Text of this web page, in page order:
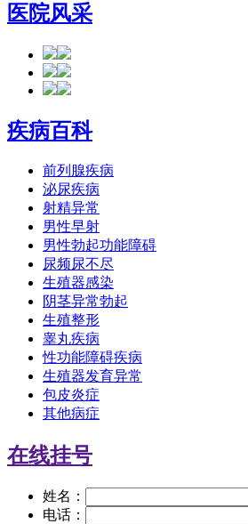
医院风采
疾病百科
前列腺疾病
泌尿疾病
射精异常
男性早射
男性勃起功能障碍
尿频尿不尽
生殖器感染
阴茎异常勃起
生殖整形
睾丸疾病
性功能障碍疾病
生殖器发育异常
包皮炎症
其他病症
在线挂号
姓名：
电话：